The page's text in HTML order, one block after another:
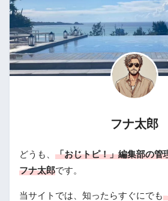
フナ太郎
どうも、 「おじトピ！」編集部の管
フナ太郎です。
当サイトでは、知ったらすぐにでも